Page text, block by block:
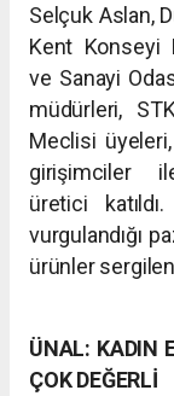
Selçuk Aslan,
Kent Konseyi
ve Sanayi
müdürleri,
Meclisi
girişimciler
üretici
vurgulandığı
ürünler
ÜNAL: KADIN
ÇOK DEĞERLİ